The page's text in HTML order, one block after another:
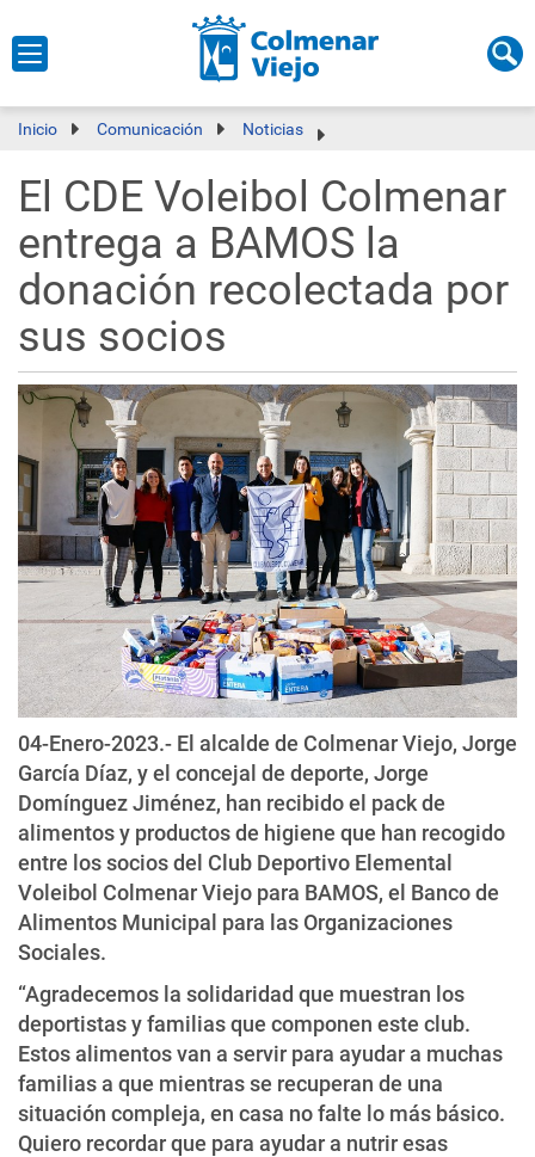
Inicio Comunicación Noticias
El CDE Voleibol Colmenar
entrega a BAMOS la
donación recolectada por
sus socios
04-Enero-2023.- El alcalde de Colmenar Viejo, Jorge
García Díaz, y el concejal de deporte, Jorge
Domínguez Jiménez, han recibido el pack de
alimentos y productos de higiene que han recogido
entre los socios del Club Deportivo Elemental
Voleibol Colmenar Viejo para BAMOS, el Banco de
Alimentos Municipal para las Organizaciones
Sociales.
“Agradecemos la solidaridad que muestran los
deportistas y familias que componen este club.
Estos alimentos van a servir para ayudar a muchas
familias a que mientras se recuperan de una
situación compleja, en casa no falte lo más básico.
Quiero recordar que para ayudar a nutrir esas